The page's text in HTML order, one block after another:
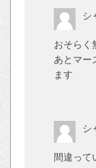
シ
おそらく
あとマー
ます
シ
間違って